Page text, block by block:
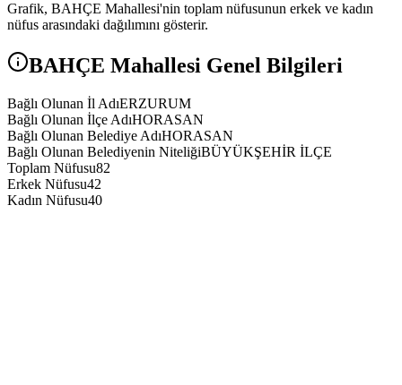
Grafik, BAHÇE Mahallesi'nin toplam nüfusunun erkek ve kadın
nüfus arasındaki dağılımını gösterir.
BAHÇE Mahallesi Genel Bilgileri
Bağlı Olunan İl AdıERZURUM
Bağlı Olunan İlçe AdıHORASAN
Bağlı Olunan Belediye AdıHORASAN
Bağlı Olunan Belediyenin NiteliğiBÜYÜKŞEHİR İLÇE
Toplam Nüfusu82
Erkek Nüfusu42
Kadın Nüfusu40